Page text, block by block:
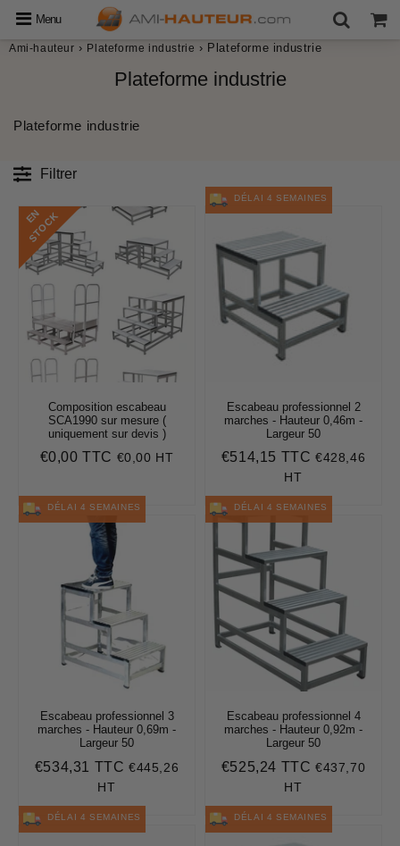
Menu
Ami-hauteur › Plateforme industrie › Plateforme industrie
Plateforme industrie
Plateforme industrie
Filtrer
E
N
S
T
O
C
K
Composition escabeau
SCA1990 sur mesure (
uniquement sur devis )
Prix
€0,00 TTC €0,00
€0,00 HT
DÉLAI 4 SEMAINES
Escabeau professionnel 2
marches - Hauteur 0,46m -
Largeur 50
Prix
€514,15 TTC €514,15
€428,46
HT
DÉLAI 4 SEMAINES
Escabeau professionnel 3
marches - Hauteur 0,69m -
Largeur 50
Prix
€534,31 TTC €534,31
€445,26
HT
DÉLAI 4 SEMAINES
Escabeau professionnel 4
marches - Hauteur 0,92m -
Largeur 50
Prix
€525,24 TTC €525,24
€437,70
HT
DÉLAI 4 SEMAINES DÉLAI 4 SEMAINES